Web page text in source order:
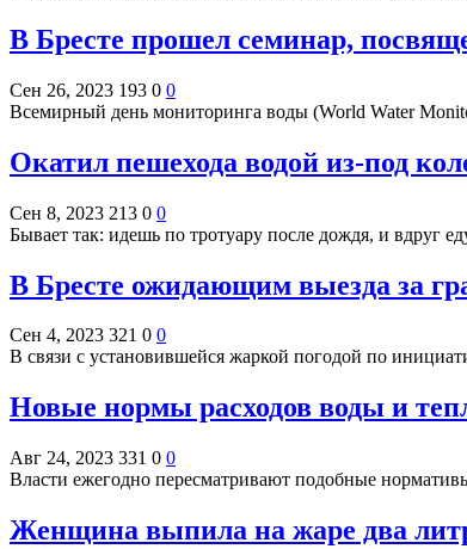
В Бресте прошел семинар,
Сен 26, 2023 193 0 0
Всемирный день мониторинга воды (World Water
Окатил пешехода водой из-под
Сен 8, 2023 213 0 0
Бывает так: идешь по тротуару после дождя, и вдруг
В Бресте ожидающим выезда за
Сен 4, 2023 321 0 0
В связи с установившейся жаркой погодой по
Новые нормы расходов воды и
Авг 24, 2023 331 0 0
Власти ежегодно пересматривают подобные
Женщина выпила на жаре два